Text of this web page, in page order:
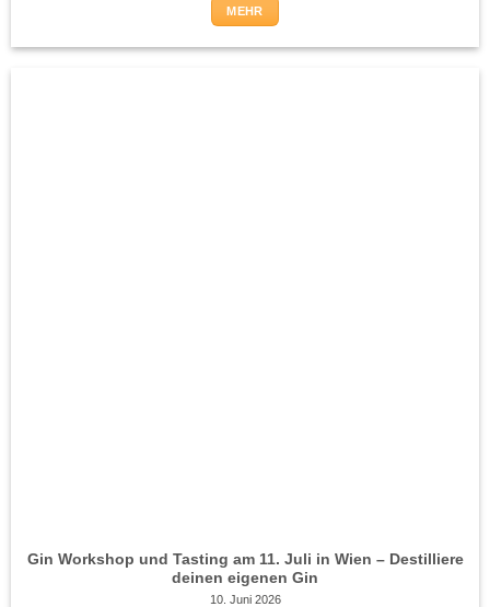
MEHR
Gin Workshop und Tasting am 11. Juli in Wien – Destilliere
deinen eigenen Gin
10. Juni 2026